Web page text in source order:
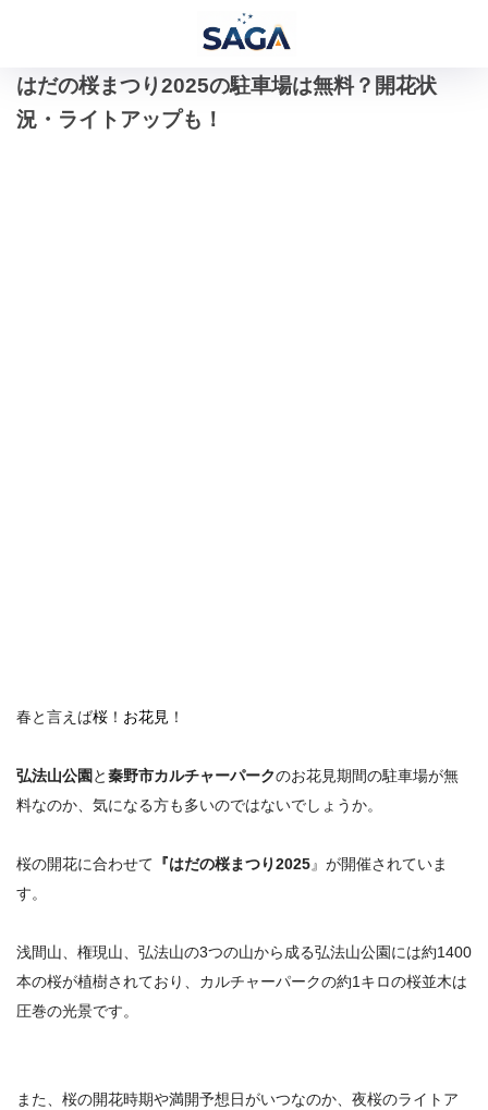
はだの桜まつり2025の駐車場は無料？開花状
況・ライトアップも！
春と言えば桜 ！ お花見 ！
弘法山公園 と秦野市カルチャーパークのお花見期間の駐車場が無
料なのか 、気になる方も多いのではないでしょうか。
桜の開花に合わせて 『はだの桜まつり2025』が開催されていま
す。
浅間山、権現山、弘法山の3つの山から成る弘法山公園には約1400
本の桜が植樹されており、カルチャーパークの約1キロの桜並木は
圧巻の光景です。
また、桜の開花時期や満開予想日がいつなのか、夜桜のライトア